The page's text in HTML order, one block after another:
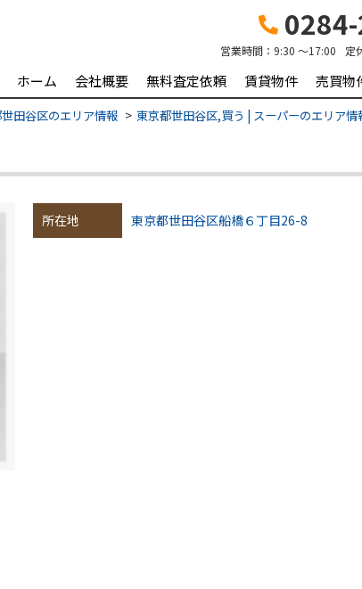
営業時間： 9:30 ～17:00 定
ホーム 会社概要 無料査定依頼 賃貸物件 売買物
田谷区のエリア情報 東京都世田谷区,買う | スーパーのエリア情
所在地 東京都世田谷区船橋６丁目26-8